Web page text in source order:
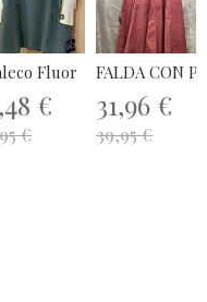
%
Fluor
€
€
FALDA CON
31,96 €
39,95 €